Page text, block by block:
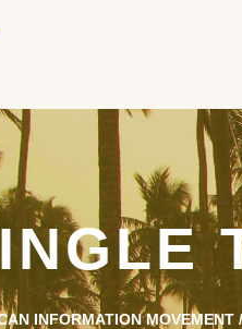
INFORMATION MOVEMENT /